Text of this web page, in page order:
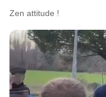
Zen attitude !